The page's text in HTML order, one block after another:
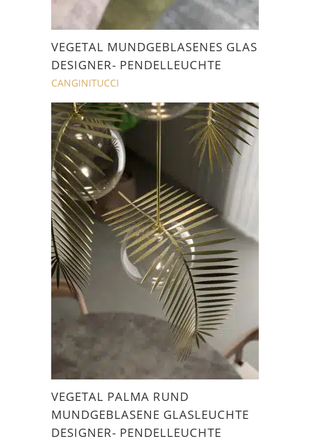
VEGETAL MUNDGEBLASENES GLAS
DESIGNER- PENDELLEUCHTE
CANGINITUCCI
VEGETAL PALMA RUND
MUNDGEBLASENE GLASLEUCHTE
DESIGNER- PENDELLEUCHTE